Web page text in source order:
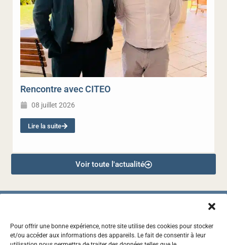
Pour offrir une bonne expérience, notre site utilise des cookies pour stocker
et/ou accéder aux informations des appareils. Le fait de consentir à leur
Rencontre avec CITEO
08 juillet 2026
Lire la suite
Voir toute l'actualité
2, RUE DES CASCAVELS, 97441 SAINTE-SUZANNE